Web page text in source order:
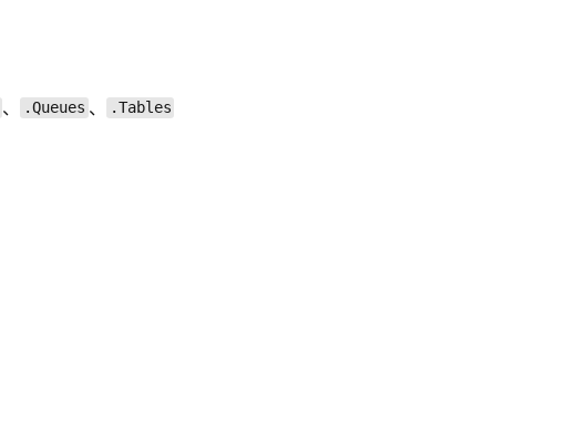
、 .Queues 、
.Tables